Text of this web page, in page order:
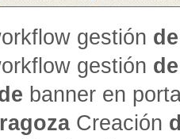
gestión de
gestión de
banner en
Creación